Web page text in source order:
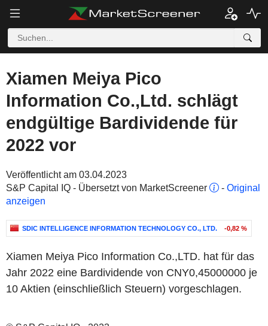
Xiamen Meiya Pico
Information Co.,Ltd. schlägt
endgültige Bardividende für
2022 vor
Veröffentlicht am 03.04.2023
S&P Capital IQ - Übersetzt von MarketScreener
- Original
anzeigen
SDIC INTELLIGENCE INFORMATION TECHNOLOGY CO., LTD. -0,82 %
Xiamen Meiya Pico Information Co.,LTD. hat für das
Jahr 2022 eine Bardividende von CNY0,45000000 je
10 Aktien (einschließlich Steuern) vorgeschlagen.